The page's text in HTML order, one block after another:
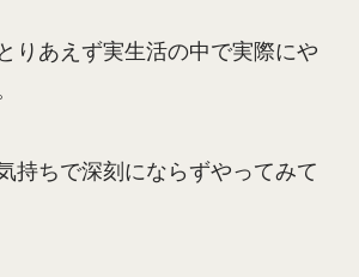
りあえず実生活の中で実際にや
持ちで深刻にならずやってみて